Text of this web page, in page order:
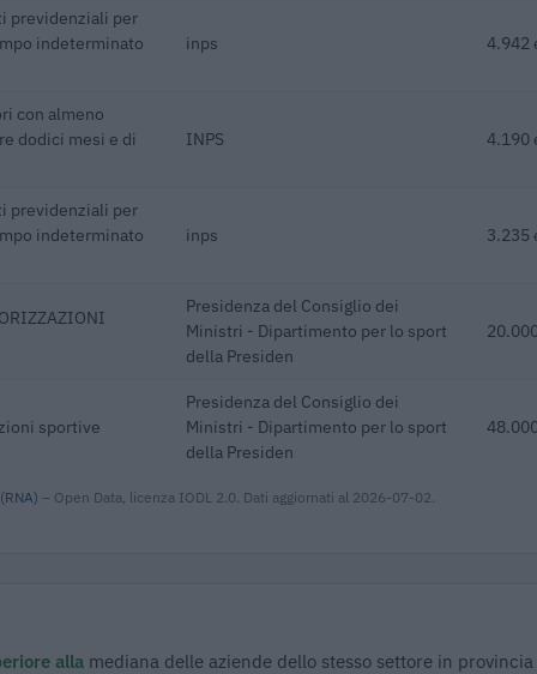
previdenziali per
indeterminato
inps 4.942
con almeno
dodici mesi e di
INPS 4.190
previdenziali per
indeterminato
inps 3.235
Presidenza del Consiglio dei
Ministri - Dipartimento per lo sport
della Presiden
sportive
Presidenza del Consiglio dei
Ministri - Dipartimento per lo sport
della Presiden
– Open Data, licenza IODL 2.0. Dati aggiornati al 2026-07-02.
alla mediana delle aziende dello stesso settore in